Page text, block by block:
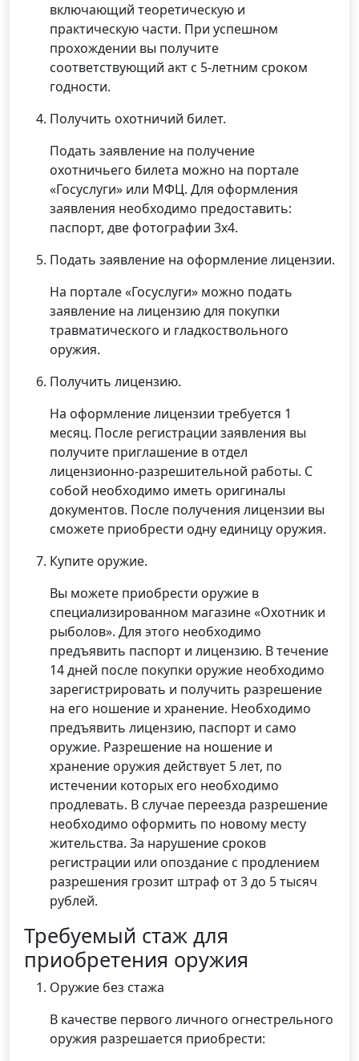
включающий теоретическую и
практическую части. При успешном
прохождении вы получите
соответствующий акт с 5-летним сроком
годности.
Получить охотничий билет.
Подать заявление на получение
охотничьего билета можно на портале
«Госуслуги» или МФЦ. Для оформления
заявления необходимо предоставить:
паспорт, две фотографии 3х4.
Подать заявление на оформление лицензии.
На портале «Госуслуги» можно подать
заявление на лицензию для покупки
травматического и гладкоствольного
оружия.
Получить лицензию.
На оформление лицензии требуется 1
месяц. После регистрации заявления вы
получите приглашение в отдел
лицензионно-разрешительной работы. С
собой необходимо иметь оригиналы
документов. После получения лицензии вы
сможете приобрести одну единицу оружия.
Купите оружие.
Вы можете приобрести оружие в
специализированном магазине «Охотник и
рыболов». Для этого необходимо
предъявить паспорт и лицензию. В течение
14 дней после покупки оружие необходимо
зарегистрировать и получить разрешение
на его ношение и хранение. Необходимо
предъявить лицензию, паспорт и само
оружие. Разрешение на ношение и
хранение оружия действует 5 лет, по
истечении которых его необходимо
продлевать. В случае переезда разрешение
необходимо оформить по новому месту
жительства. За нарушение сроков
регистрации или опоздание с продлением
разрешения грозит штраф от 3 до 5 тысяч
рублей.
Требуемый стаж для
приобретения оружия
Оружие без стажа
В качестве первого личного огнестрельного
оружия разрешается приобрести: